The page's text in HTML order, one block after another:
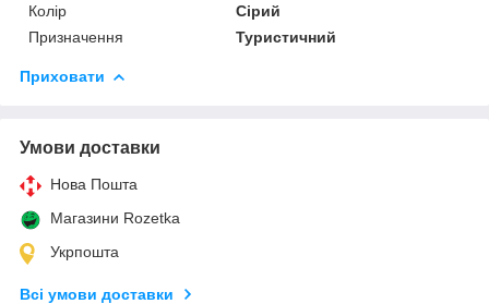
Колір
Сірий
Призначення
Туристичний
Приховати
Умови доставки
Нова Пошта
Магазини Rozetka
Укрпошта
Всі умови доставки